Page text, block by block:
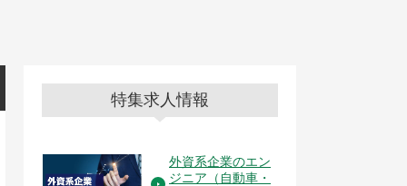
特集求人情報
外資系企業のエン
ジニア（自動車・